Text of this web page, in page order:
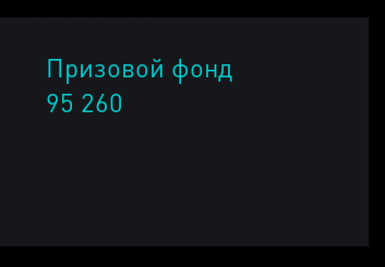
Призовой фонд
95 260